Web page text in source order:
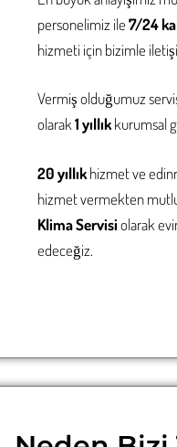
personelimiz ile7/24
hizmeti için bizimle
Vermiş olduğumuz
olarak1 yıllıkkurumsal
20 yıllıkhizmet ve
hizmet vermekten
Klima Servisiolarak
edeceğiz.